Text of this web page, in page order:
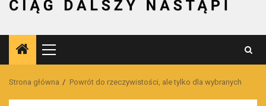
Menu
główne
Strona główna Powrót do rzeczywistości, ale tylko dla wybranych